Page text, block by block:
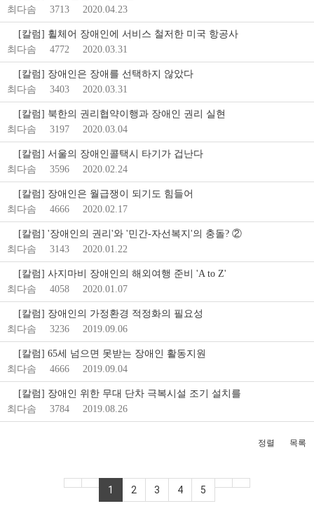
최다솜
3713 2020.04.23
[칼럼] 휠체어 장애인에 서비스 철저한 미국 항공사
최다솜
4772 2020.03.31
[칼럼] 장애인은 장애를 선택하지 않았다
최다솜
3403 2020.03.31
[칼럼] 북한의 권리협약이행과 장애인 권리 실현
최다솜
3197 2020.03.04
[칼럼] 서울의 장애인콜택시 타기가 겁난다
최다솜
3596 2020.02.24
[칼럼] 장애인은 월급쟁이 되기도 힘들어
최다솜
4666 2020.02.17
[칼럼] '장애인의 권리'와 '민간-자선복지'의 충돌? ②
최다솜
3143 2020.01.22
[칼럼] 사지마비 장애인의 해외여행 준비 'A to Z'
최다솜
4058 2020.01.07
[칼럼] 장애인의 가정환경 적정화의 필요성
최다솜
3236 2019.09.06
[칼럼] 65세 넘으면 못받는 장애인 활동지원
최다솜
4666 2019.09.04
[칼럼] 장애인 위한 무대 단차 극복시설 조기 설치를
최다솜
3784 2019.08.26
정렬 목록
1 2 3 4 5